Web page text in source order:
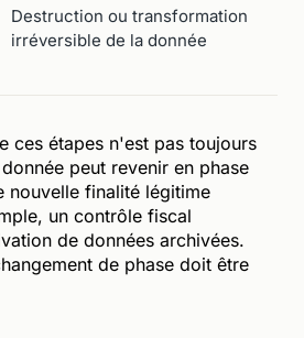
Destruction ou transformation
irréversible de la donnée
ces étapes n'est pas toujours
peut revenir en phase
nouvelle finalité légitime
un contrôle fiscal
de données archivées.
de phase doit être